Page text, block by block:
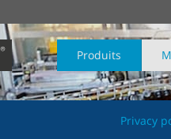
Produits
Privacy